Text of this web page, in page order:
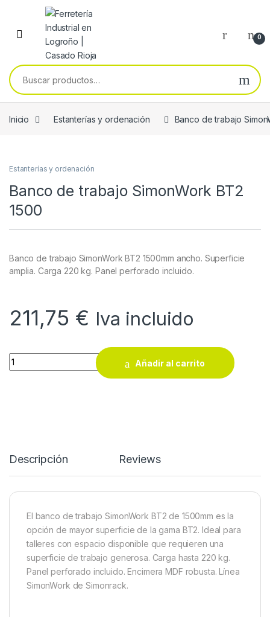
Skip to navigation
Skip to content
0
Buscar por:
Inicio Estanterías y ordenación Banco de trabajo
Estanterías y ordenación
Banco de trabajo SimonWork BT2
1500
Banco de trabajo SimonWork BT2 1500mm ancho. Superficie
amplia. Carga 220 kg. Panel perforado incluido.
211,75 € Iva incluido
Banco de trabajo SimonWork BT2 1500 quantity
Añadir al carrito
Descripción Reviews
El banco de trabajo SimonWork BT2 de 1500mm es la
opción de mayor superficie de la gama BT2. Ideal para
talleres con espacio disponible que requieren una
superficie de trabajo generosa. Carga hasta 220 kg.
Panel perforado incluido. Encimera MDF robusta. Línea
SimonWork de Simonrack.